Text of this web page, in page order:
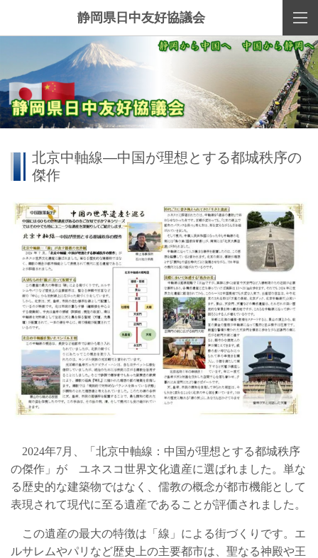
静岡県日中友好協議会
北京中軸線—中国が理想とする都城秩序の
傑作
2024年7月、「北京中軸線：中国が理想とする都城秩序
の傑作」が ユネスコ世界文化遺産に選ばれました。単な
る歴史的な建築物ではなく、儒教の概念が都市機能として
表現されて現代に至る遺産であることが評価されました。
この遺産の最大の特徴は「線」による街づくりです。エ
ルサレムやパリなど歴史上の主要都市は、聖なる神殿や王